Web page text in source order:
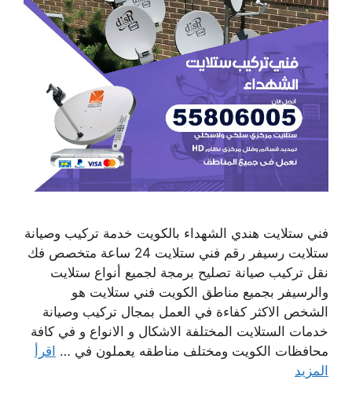
فني ستلايت هندي الشهداء بالكويت خدمة تركيب وصيانة
ستلايت رسيفر رقم فني ستلايت 24 ساعة متخصص فك
نقل تركيب صيانة تصليح برمجة لجميع أنواع ستلايت
والرسيفر بجميع مناطق الكويت فني ستلايت هو
الشخص الاكثر كفاءة في العمل بمجال تركيب وصيانة
خدمات الستلايت المختلفة الاشكال و الانواع و في كافة
محافظات الكويت ومختلف مناطقه يعملون في … اقرأ
المزيد